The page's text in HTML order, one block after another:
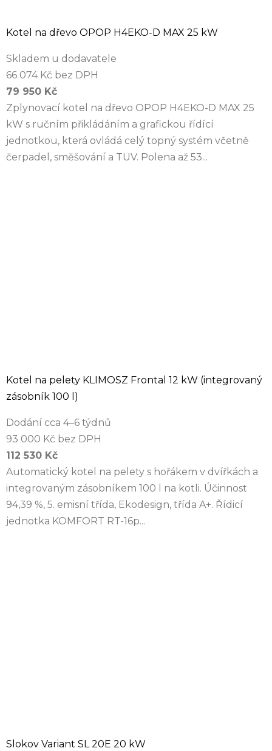
Kotel na dřevo OPOP H4EKO-D MAX 25 kW
Skladem u dodavatele
66 074 Kč bez DPH
79 950 Kč
Zplynovací kotel na dřevo OPOP H4EKO-D MAX 25
kW s ručním přikládáním a grafickou řídící
jednotkou, která ovládá celý topný systém včetně
čerpadel, směšování a TUV. Polena až 53...
Kotel na pelety KLIMOSZ Frontal 12 kW (integrovaný
zásobník 100 l)
Dodání cca 4–6 týdnů
93 000 Kč bez DPH
112 530 Kč
Automatický kotel na pelety s hořákem v dvířkách a
integrovaným zásobníkem 100 l na kotli. Účinnost
94,39 %, 5. emisní třída, Ekodesign, třída A+. Řídicí
jednotka KOMFORT RT-16p...
Slokov Variant SL 20E 20 kW